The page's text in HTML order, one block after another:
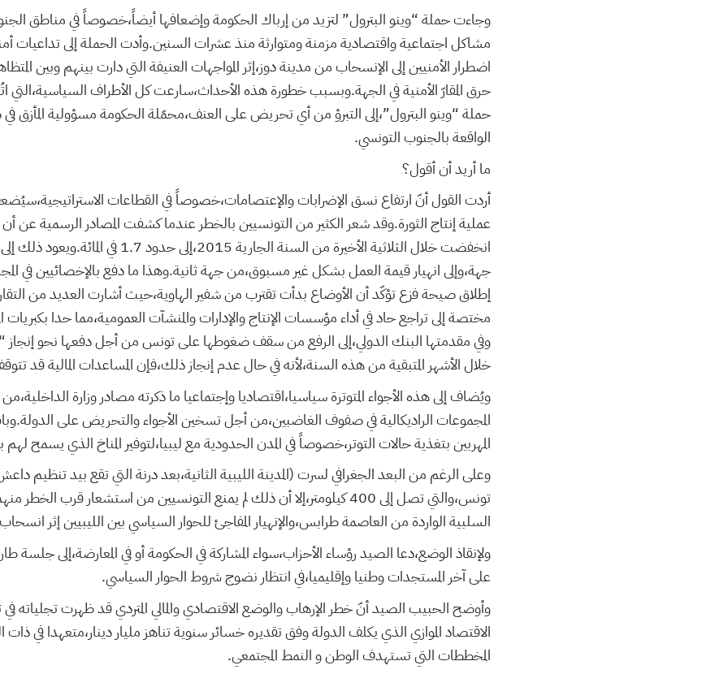
وجاءت حملة “وينو البترول” لتزيد من إرباك الحكومة وإضعافها أيضاً،خصوصاً في مناطق
مشاكل اجتماعية واقتصادية مزمنة ومتوارثة منذ عشرات السنين.وأدت الحملة إلى تداعيات
اضطرار الأمنيين إلى الإنسحاب من مدينة دوز،إثر المواجهات العنيفة التي دارت بينهم وبين
حرق المقارّ الأمنية في الجهة.وبسبب خطورة هذه الأحداث،سارعت كل الأطراف السياسية،التي
حملة “وينو البترول”،إلى التبرؤ من أي تحريض على العنف،محمّلة الحكومة مسؤولية المأزق في
الواقعة بالجنوب التونسي.
ما أريد أن أقول؟
أردت القول أنّ ارتفاع نسق الإضرابات والإعتصامات،خصوصاً في القطاعات
عملية إنتاج الثورة.وقد شعر الكثير من التونسيين بالخطر عندما كشفت المصادر الرسمية عن
انخفضت خلال الثلاثية الأخيرة من السنة الجارية
جهة،وإلى انهيار قيمة العمل بشكل غير مسبوق،من جهة ثانية.وهذا ما دفع بالإخصائيين في
إطلاق صيحة فزع تؤكّد أن الأوضاع بدأت تقترب من شفير الهاوية،حيث أشارت العديد من
مختصة إلى تراجع حاد في أداء مؤسسات الإنتاج والإدارات والمنشآت العمومية،مما حدا بكبريات
وفي مقدمتها البنك الدولي،إلى الرفع من سقف ضغوطها على تونس من أجل دفعها نحو إنجاز
خلال الأشهر المتبقية من هذه السنة،لأنه في حال عدم إنجاز ذلك،فإن المساعدات المالية قد
ويُضاف إلى هذه الأجواء المتوترة سياسيا،اقتصاديا وإجتماعيا ما ذكرته مصادر وزارة
المجموعات الراديكالية في صفوف الغاضبين،من أجل تسخين الأجواء والتحريض على
المهربين بتغذية حالات التوتر،خصوصاً في المدن الحدودية مع ليبيا،لتوفير المناخ الذي يسمح لهم
وعلى الرغم من البعد الجغرافي لسرت (المدينة الليبية الثانية،بعد درنة التي تقع بيد تنظيم
تونس،والتي تصل إلى 400 كيلومتر،إلا أن ذلك لم يمنع التونسيين من استشعار قرب
السلبية الواردة من العاصمة طرابس،والإنهيار المفاجئ للحوار السياسي بين الليبيين إثر
ولإنقاذ الوضع،دعا الصيد رؤساء الأحزاب،سواء المشاركة في الحكومة أو في المعارضة،إلى جلسة
على آخر المستجدات وطنيا وإقليميا،في انتظار نضوج شروط الحوار السياسي.
وأوضح الحبيب الصيد أنّ خطر الإرهاب والوضع الاقتصادي والمالي المتردي قد ظهرت تجلياته
الاقتصاد الموازي الذي يكلف الدولة وفق تقديره خسائر سنوية تناهز مليار دينار،متعهدا في
المخططات التي تستهدف الوطن و النمط المجتمعي.